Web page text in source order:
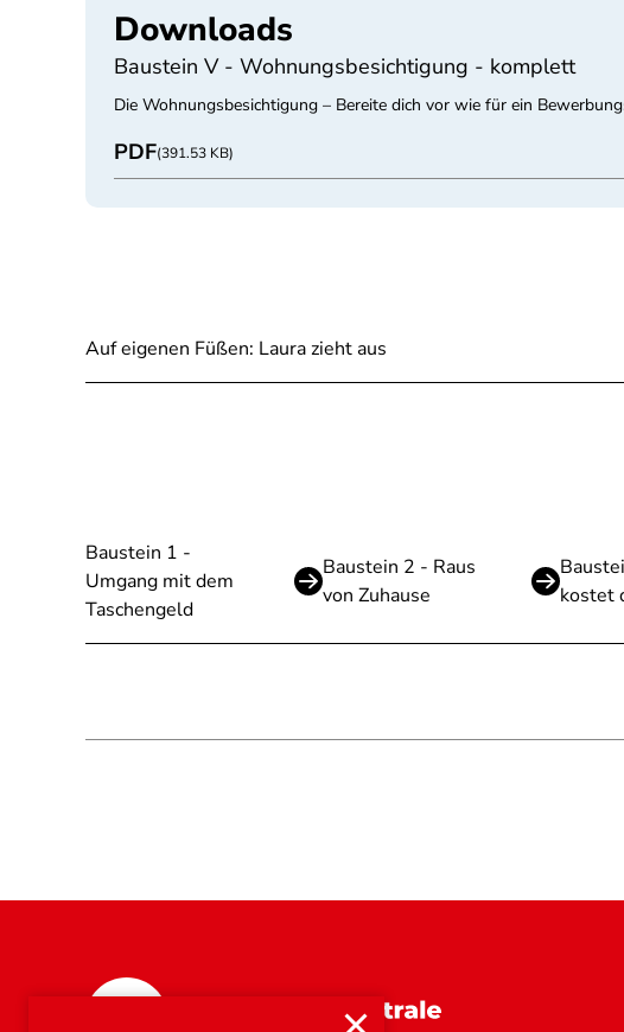
Downloads
Baustein V - Wohnungsbesichtigung - komplett
Die Wohnungsbesichtigung – Bereite dich vor wie für ein
PDF(391.53 KB)
Auf eigenen Füßen: Laura zieht aus
Baustein 1 -
Umgang mit dem
Taschengeld
Baustein 2 - Raus
von Zuhause
kostet